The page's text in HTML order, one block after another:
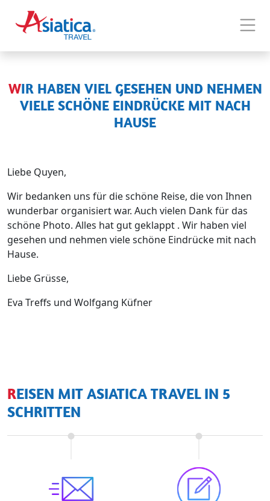
WIR HABEN VIEL GESEHEN UND NEHMEN
VIELE SCHÖNE EINDRÜCKE MIT NACH
HAUSE
Liebe Quyen,
Wir bedanken uns für die schöne Reise, die von Ihnen
wunderbar organisiert war. Auch vielen Dank für das
schöne Photo. Alles hat gut geklappt . Wir haben viel
gesehen und nehmen viele schöne Eindrücke mit nach
Hause.
Liebe Grüsse,
Eva Treffs und Wolfgang Küfner
REISEN MIT ASIATICA TRAVEL IN 5
SCHRITTEN